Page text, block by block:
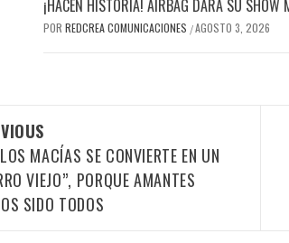
¡HACEN HISTORIA! AIRBAG DARÁ SU SHOW
POR REDCREA COMUNICACIONES /AGOSTO 3, 2026
MACÍAS SE CONVIERTE EN UN
VIEJO”, PORQUE AMANTES
SIDO TODOS